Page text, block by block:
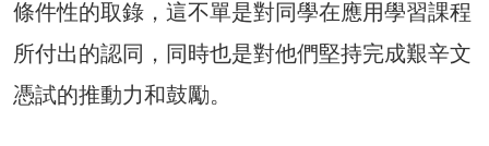
條件性的取錄，這不單是對同學在應用學習課程
所付出的認同，同時也是對他們堅持完成艱辛文
憑試的推動力和鼓勵。